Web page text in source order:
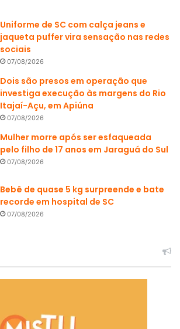
Uniforme de SC com calça jeans e
jaqueta puffer vira sensação nas redes
sociais
07/08/2026
Dois são presos em operação que
investiga execução às margens do Rio
Itajaí-Açu, em Apiúna
07/08/2026
Mulher morre após ser esfaqueada
pelo filho de 17 anos em Jaraguá do Sul
07/08/2026
Bebê de quase 5 kg surpreende e bate
recorde em hospital de SC
07/08/2026